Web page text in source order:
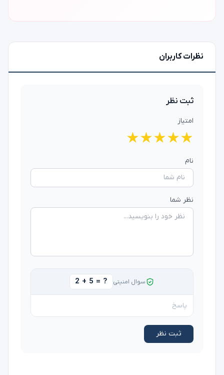
نظرات کاربران
ثبت نظر
امتیاز
★
★
★
★
★
نام
نظر شما
سوال امنیتی 2 + 5 = ?
ثبت نظر